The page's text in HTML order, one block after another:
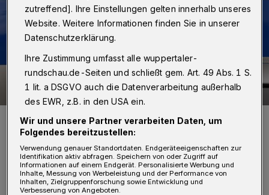
Symbolfoto.
Foto: Jochen Tack
zutreffend]. Ihre Einstellungen gelten innerhalb unseres
Website. Weitere Informationen finden Sie in unserer
Datenschutzerklärung.
Ihre Zustimmung umfasst alle wuppertaler-
rundschau.de-Seiten und schließt gem. Art. 49 Abs. 1 S.
1 lit. a DSGVO auch die Datenverarbeitung außerhalb
des EWR, z.B. in den USA ein.
Wir und unsere Partner verarbeiten Daten, um
Folgendes bereitzustellen:
Verwendung genauer Standortdaten. Endgeräteeigenschaften zur
Identifikation aktiv abfragen. Speichern von oder Zugriff auf
Informationen auf einem Endgerät. Personalisierte Werbung und
Inhalte, Messung von Werbeleistung und der Performance von
Inhalten, Zielgruppenforschung sowie Entwicklung und
Verbesserung von Angeboten.